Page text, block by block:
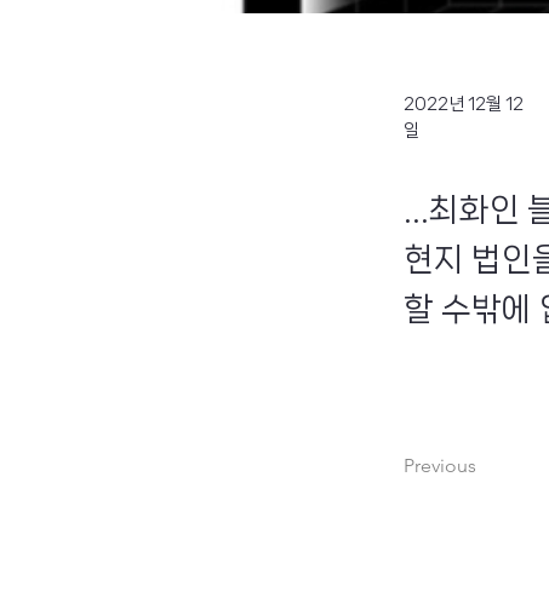
2022년 12월 12
일
...최화인
현지 법인
할 수밖에
Previous